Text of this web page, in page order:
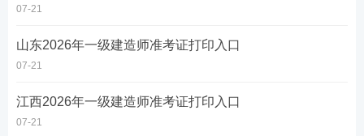
07-21
山东2026年一级建造师准考证打印入口
07-21
江西2026年一级建造师准考证打印入口
07-21